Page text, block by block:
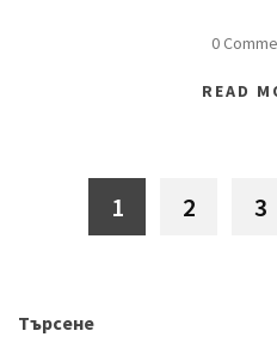
0
READ
1 2 3
Търсене